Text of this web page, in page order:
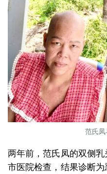
范氏凤
两年前，范氏凤的双侧
市医院检查，结果诊断